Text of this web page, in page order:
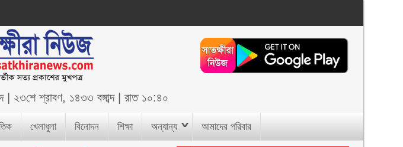
| ২৩শে শ্রাবণ, ১৪৩৩ বঙ্গাব্দ|রাত ১০:৪০
খেলাধুলা বিনোদন শিক্ষা অন্যান্য আমাদের পরিবার